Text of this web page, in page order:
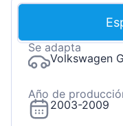
Se adapta
Volkswagen
Año de
2003-2009